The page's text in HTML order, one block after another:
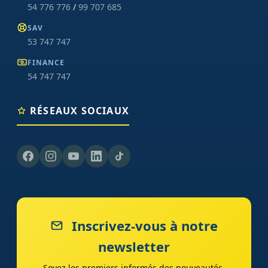
54 776 776 / 99 707 685
SAV
53 747 747
FINANCE
54 747 747
RÉSEAUX SOCIAUX
Inscrivez-vous à notre
newsletter